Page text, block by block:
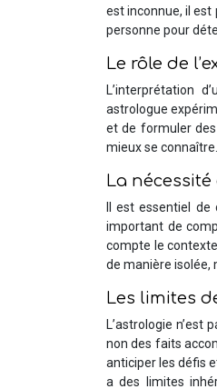
est inconnue, il
personne pour
Le rôle de
L’interprétation
astrologue
et de formuler
mieux se connaître.
La
Il est essentiel
important de
compte le
de manière isolée,
Les limites
L’astrologie
non des faits
anticiper les défis
a des limites